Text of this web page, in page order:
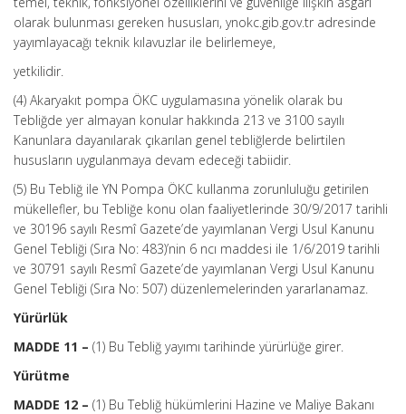
olarak bulunması gereken hususları, ynokc.gib.gov.tr adresinde
yayımlayacağı teknik kılavuzlar ile belirlemeye,
yetkilidir.
(4) Akaryakıt pompa ÖKC uygulamasına yönelik olarak bu
Tebliğde yer almayan konular hakkında 213 ve 3100 sayılı
Kanunlara dayanılarak çıkarılan genel tebliğlerde belirtilen
hususların uygulanmaya devam edeceği tabiidir.
(5) Bu Tebliğ ile YN Pompa ÖKC kullanma zorunluluğu getirilen
mükellefler, bu Tebliğe konu olan faaliyetlerinde 30/9/2017 tarihli
ve 30196 sayılı Resmî Gazete’de yayımlanan Vergi Usul Kanunu
Genel Tebliği (Sıra No: 483)’nin 6 ncı maddesi ile 1/6/2019 tarihli
ve 30791 sayılı Resmî Gazete’de yayımlanan Vergi Usul Kanunu
Genel Tebliği (Sıra No: 507) düzenlemelerinden yararlanamaz.
Yürürlük
MADDE 11 – (1) Bu Tebliğ yayımı tarihinde yürürlüğe girer.
Yürütme
MADDE 12 – (1) Bu Tebliğ hükümlerini Hazine ve Maliye Bakanı